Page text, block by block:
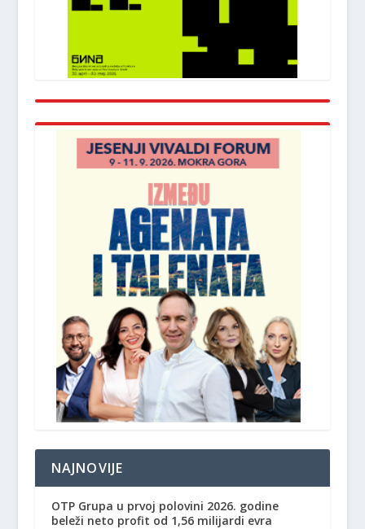
NAJNOVIJE
OTP Grupa u prvoj polovini 2026. godine
beleži neto profit od 1,56 milijardi evra